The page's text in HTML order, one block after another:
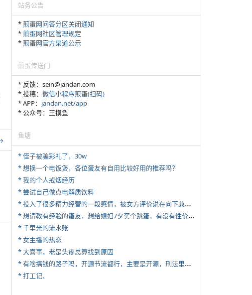
站务公告
*煎蛋网问答分区关闭通知
*煎蛋网社区管理规定
*煎蛋网官方渠道公示
煎蛋传送门
* 反馈：sein@jandan.com
* 投稿： 微信小程序煎蛋(扫码)
* APP： jandan.net/app
* 公众号：王摸鱼
鱼塘
* 侄子被骗彩礼了，30w
* 想换一个电饭煲，各位蛋友有自用比较好用的推荐吗？
* 我的个人戒烟经历
* 尝试自己做点电解质饮料
*
投入了很多精力经营的一段感情，被女方评价说在向下兼容我，感觉有点破防
*
想请教有经验的蛋友，想给媳妇7夕买个跳蛋，有没有性价比高的推荐
* 千里光的流水账
* 女主播的热恋
* 大喜事，老是头疼总算找到原因
*
有啥搞钱的路子吗，开源节流都行，主要是开源，刑法里的咱不做
* 打工记、